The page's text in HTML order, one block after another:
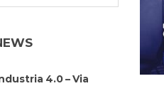
4.0 – Via